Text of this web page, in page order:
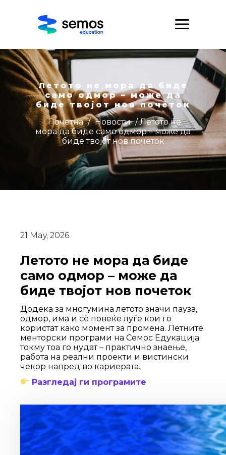
Летото не мора да биде
само одмор – може да
биде твојот нов почеток
Почетна / Новости / Летото не
мора да биде само одмор – може да
биде твојот нов почеток
21 May, 2026
Летото не мора да биде
само одмор – може да
биде твојот нов почеток
Додека за многумина летото значи пауза,
одмор, има и сè повеќе луѓе кои го
користат како момент за промена. Летните
менторски програми на Семос Едукација
токму тоа го нудат – практично знаење,
работа на реални проекти и вистински
чекор напред во кариерата.
Разгледај ги програмите